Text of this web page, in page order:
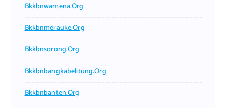
Bkkbnwamena.org
Bkkbnmerauke.org
Bkkbnsorong.org
Bkkbnbangkabelitung.org
Bkkbnbanten.org